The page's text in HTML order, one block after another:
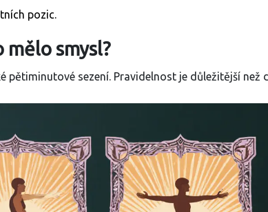
pozic.
smysl?
sezení. Pravidelnost je důležitější než